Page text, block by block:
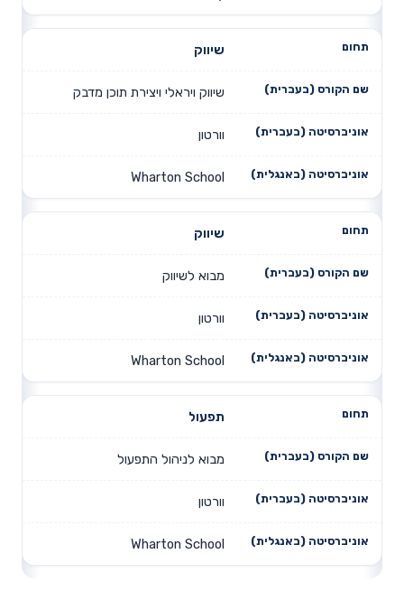
שיווק
שיווק ויראלי ויצירת תוכן מדבק
וורטון
Wharton School
שיווק
מבוא לשיווק
וורטון
Wharton School
תפעול
מבוא לניהול התפעול
וורטון
Wharton School